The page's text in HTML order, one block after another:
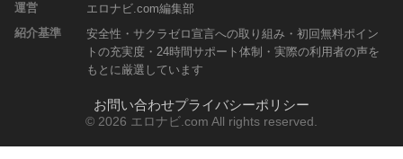
運営
エロナビ.com編集部
紹介基準
安全性・サクラゼロ宣言への取り組み・初回無料ポイン
トの充実度・24時間サポート体制・実際の利用者の声を
もとに厳選しています
お問い合わせプライバシーポリシー
© 2026 エロナビ.com All rights reserved.